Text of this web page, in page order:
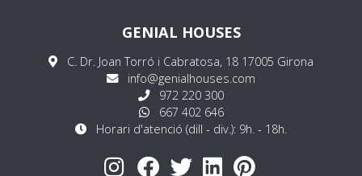
GENIAL HOUSES
C. Dr. Joan Torró i Cabratosa, 18 17005 Girona
info@genialhouses.com
972 220 300
667 402 646
Horari d'atenció (dill - div.): 9h. - 18h.